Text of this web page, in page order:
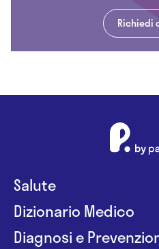
Richiedi
Salute
Dizionario Medico
Diagnosi e